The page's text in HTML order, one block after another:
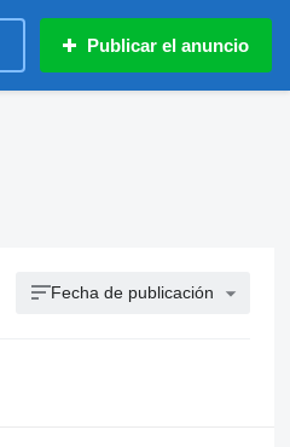
Publicar el anuncio
Fecha de publicación